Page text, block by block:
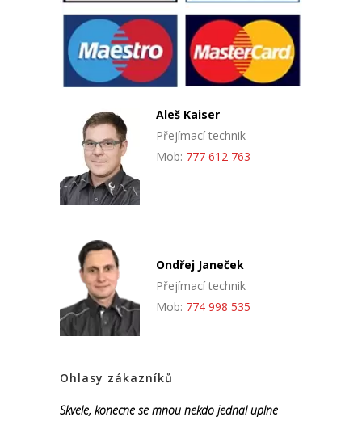
Aleš Kaiser
Přejímací technik
Mob: 777 612 763
Ondřej Janeček
Přejímací technik
Mob: 774 998 535
Ohlasy zákazníků
Skvele, konecne se mnou nekdo jednal uplne